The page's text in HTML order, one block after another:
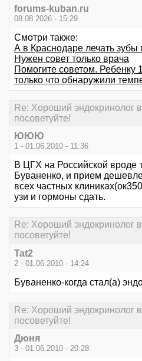
forums-kuban.ru
08.08.2026 - 15:29
Смотри также:
А в Краснодаре лечать
Нужен совет только врача
Помогите советом. Ребенку
только что обнаружили
Re: Хороший эндокринолог
посоветуйте!
ЮЮЮ
1 - 01.06.2010 - 11:36
В ЦГХ на Российской вроде
Буваненко, и прием
всех частных
узи и гормоны сдать.
Re: Хороший эндокринолог
посоветуйте!
Tat2
2 - 01.06.2010 - 14:24
Буваненко-когда стал(а)
Re: Хороший эндокринолог
посоветуйте!
Дюня
3 - 01.06.2010 - 20:28